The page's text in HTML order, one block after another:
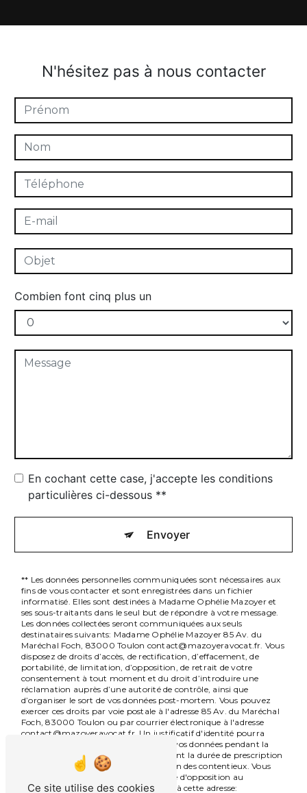
N'hésitez pas à nous contacter
Combien font cinq plus un
En cochant cette case, j'accepte les conditions
particulières ci-dessous **
Envoyer
** Les données personnelles communiquées sont nécessaires aux
fins de vous contacter et sont enregistrées dans un fichier
informatisé. Elles sont destinées à Madame Ophélie Mazoyer et
ses sous-traitants dans le seul but de répondre à votre message.
Les données collectées seront communiquées aux seuls
destinataires suivants: Madame Ophélie Mazoyer 85 Av. du
Maréchal Foch, 83000 Toulon contact@mazoyeravocat.fr. Vous
disposez de droits d’accès, de rectification, d’effacement, de
portabilité, de limitation, d’opposition, de retrait de votre
consentement à tout moment et du droit d’introduire une
réclamation auprès d’une autorité de contrôle, ainsi que
d’organiser le sort de vos données post-mortem. Vous pouvez
exercer ces droits par voie postale à l'adresse 85 Av. du Maréchal
Foch, 83000 Toulon ou par courrier électronique à l'adresse
contact@mazoyeravocat.fr. Un justificatif d'identité pourra
vous être demandé. Nous conservons vos données pendant la
période de prise de contact puis pendant la durée de prescription
légale aux fins probatoires et de gestion des contentieux. Vous
avez le droit de vous inscrire sur la liste d'opposition au
démarchage téléphonique, disponible à cette adresse:
Ce site utilise des cookies